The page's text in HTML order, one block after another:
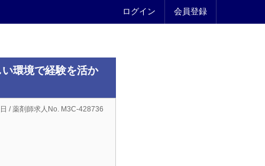
ログイン 会員登録
環境で経験を活か
/ 薬剤師求人No. M3C-428736